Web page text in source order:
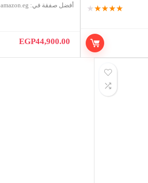
★
★
★
★
★ أفضل صفقة في: amazon.eg
EGP44,900.00